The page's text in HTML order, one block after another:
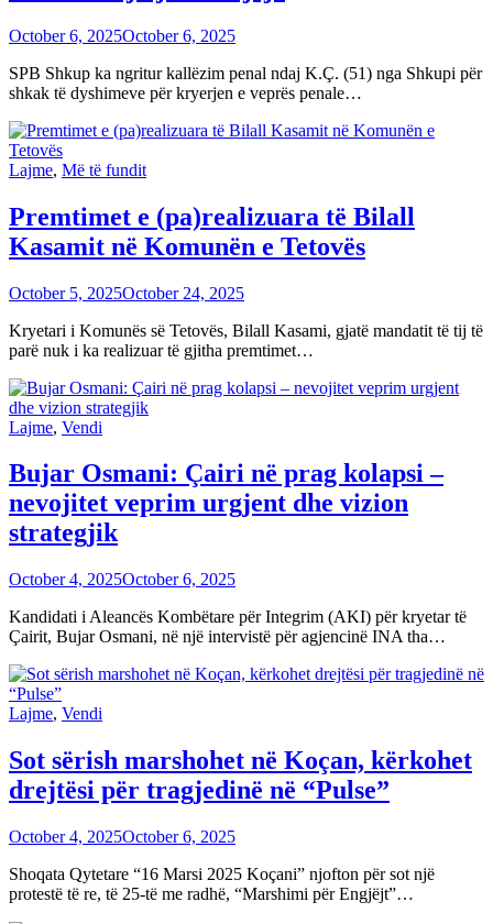
October 6, 2025October 6, 2025
SPB Shkup ka ngritur kallëzim penal ndaj K.Ç. (51) nga Shkupi për
shkak të dyshimeve për kryerjen e veprës penale…
Lajme, Më të fundit
Premtimet e (pa)realizuara të Bilall
Kasamit në Komunën e Tetovës
October 5, 2025October 24, 2025
Kryetari i Komunës së Tetovës, Bilall Kasami, gjatë mandatit të tij të
parë nuk i ka realizuar të gjitha premtimet…
Lajme, Vendi
Bujar Osmani: Çairi në prag kolapsi –
nevojitet veprim urgjent dhe vizion
strategjik
October 4, 2025October 6, 2025
Kandidati i Aleancës Kombëtare për Integrim (AKI) për kryetar të
Çairit, Bujar Osmani, në një intervistë për agjencinë INA tha…
Lajme, Vendi
Sot sërish marshohet në Koçan, kërkohet
drejtësi për tragjedinë në “Pulse”
October 4, 2025October 6, 2025
Shoqata Qytetare “16 Marsi 2025 Koçani” njofton për sot një
protestë të re, të 25-të me radhë, “Marshimi për Engjëjt”…